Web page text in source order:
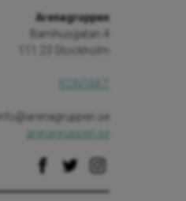
Arenagruppen
Barnhusgatan 4
111 23 Stockholm
arenagruppen.se